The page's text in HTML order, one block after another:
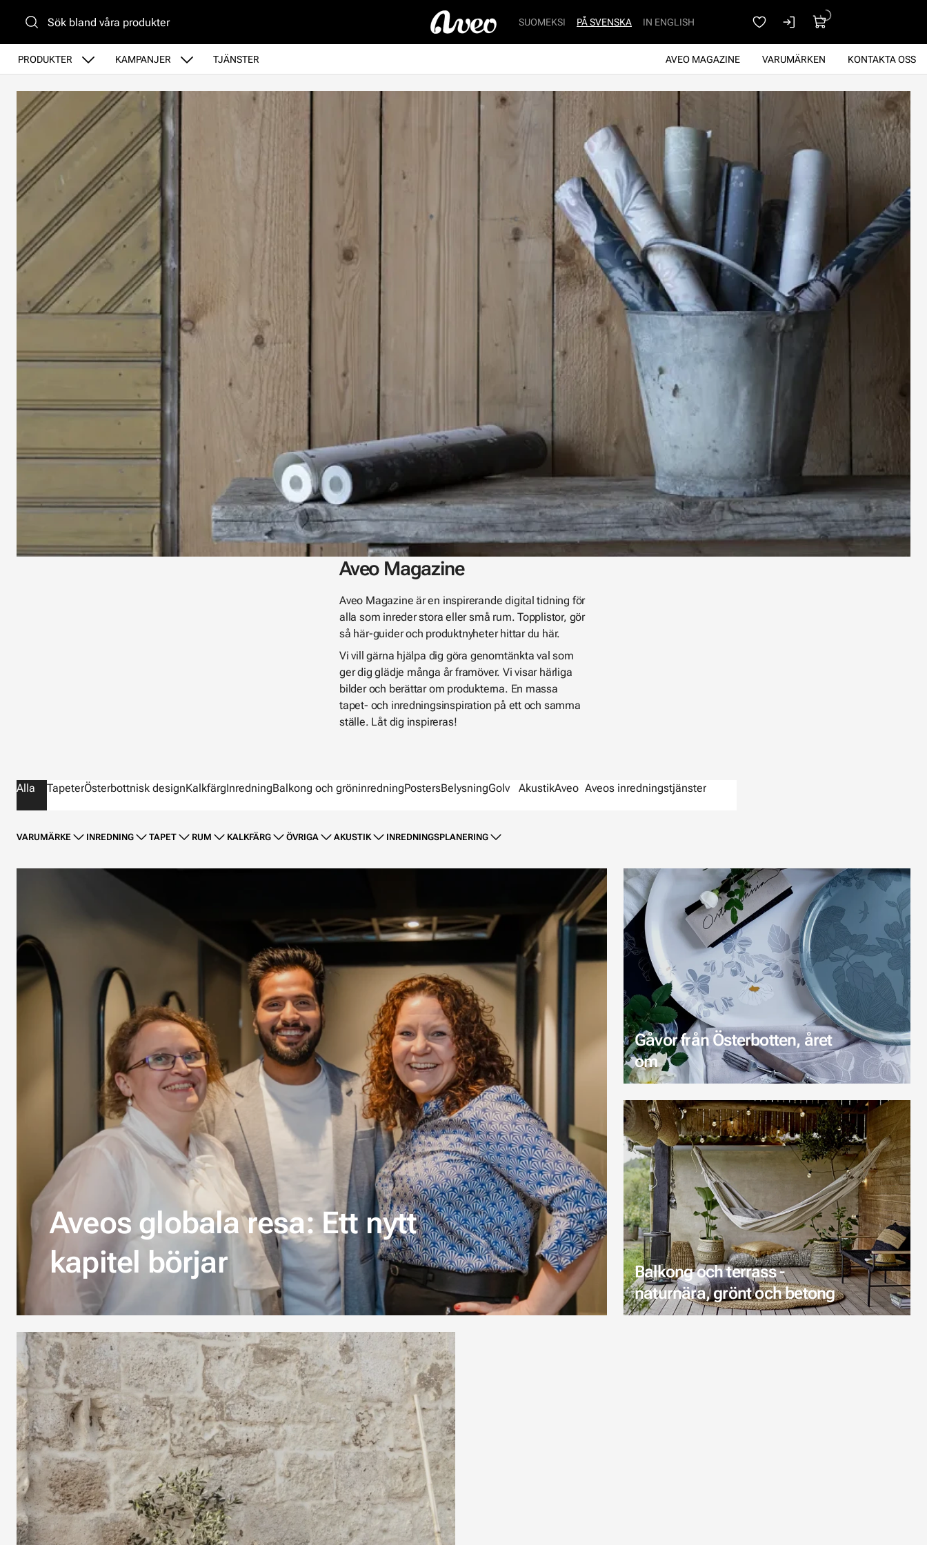
PRODUKTER KAMPANJER TJÄNSTER KONTAKTA OSS
VARUMÄRKEN
AVEO MAGAZINE
SUOMEKSI PÅ SVENSKA IN ENGLISH
Aveo Magazine
Aveo Magazine är en inspirerande digital tidning för
alla som inreder stora eller små rum. Topplistor, gör
så här-guider och produktnyheter hittar du här.
Vi vill gärna hjälpa dig göra genomtänkta val som
ger dig glädje många år framöver. Vi visar härliga
bilder och berättar om produkterna. En massa
tapet- och inredningsinspiration på ett och samma
ställe. Låt dig inspireras!
Alla TapeterÖsterbottnisk designKalkfärgInredningBalkong och gröninredningPostersBelysningGolv AkustikAveo Aveos inredningstjänster
VARUMÄRKE INREDNING TAPET RUM KALKFÄRG ÖVRIGA AKUSTIK INREDNINGSPLANERING
Aveos globala resa: Ett nytt
kapitel börjar
Gåvor från Österbotten, året
om
Balkong och terrass -
naturnära, grönt och betong